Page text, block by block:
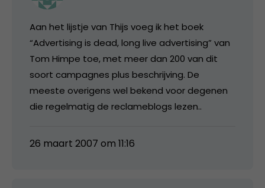
Aan het lijstje van Thijs voeg ik het boek
“Advertising is dead, long live advertising” van
Tom Himpe toe, met meer dan 200 van dit
soort campagnes plus beschrijving. De
meeste overigens wel bekend voor degenen
die regelmatig de reclameblogs lezen..
26 maart 2007 om 11:16